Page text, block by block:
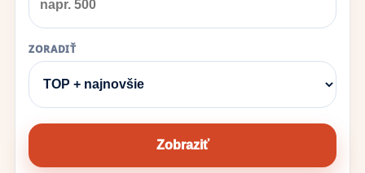
ZORADIŤ
Zobraziť